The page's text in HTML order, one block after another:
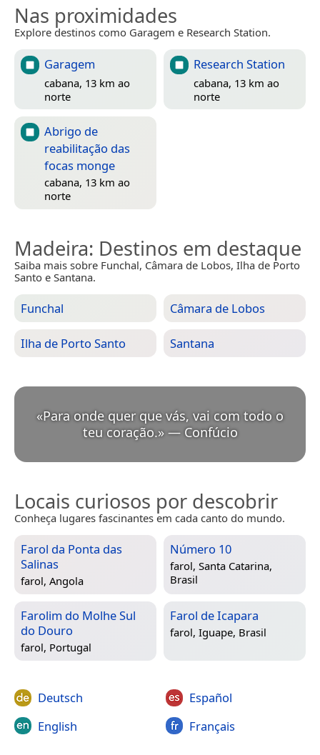
Nas proximidades
Explore destinos como Garagem e Research Station.
Garagem
cabana, 13 km ao
norte
Research Station
cabana, 13 km ao
norte
Abrigo de
reabilitação das
focas monge
cabana, 13 km ao
norte
Madeira: Destinos em destaque
Saiba mais sobre Funchal, Câmara de Lobos, Ilha de Porto
Santo e Santana.
Funchal Câmara de Lobos
Ilha de Porto Santo Santana
«Para onde quer que vás, vai com todo o
teu coração.» — Confúcio
Locais curiosos por descobrir
Conheça lugares fascinantes em cada canto do mundo.
Farol da Ponta das
Salinas
farol, Angola
Número 10
farol, Santa Catarina,
Brasil
Farolim do Molhe Sul
do Douro
farol, Portugal
Farol de Icapara
farol, Iguape, Brasil
Deutsch
English
Español
Français